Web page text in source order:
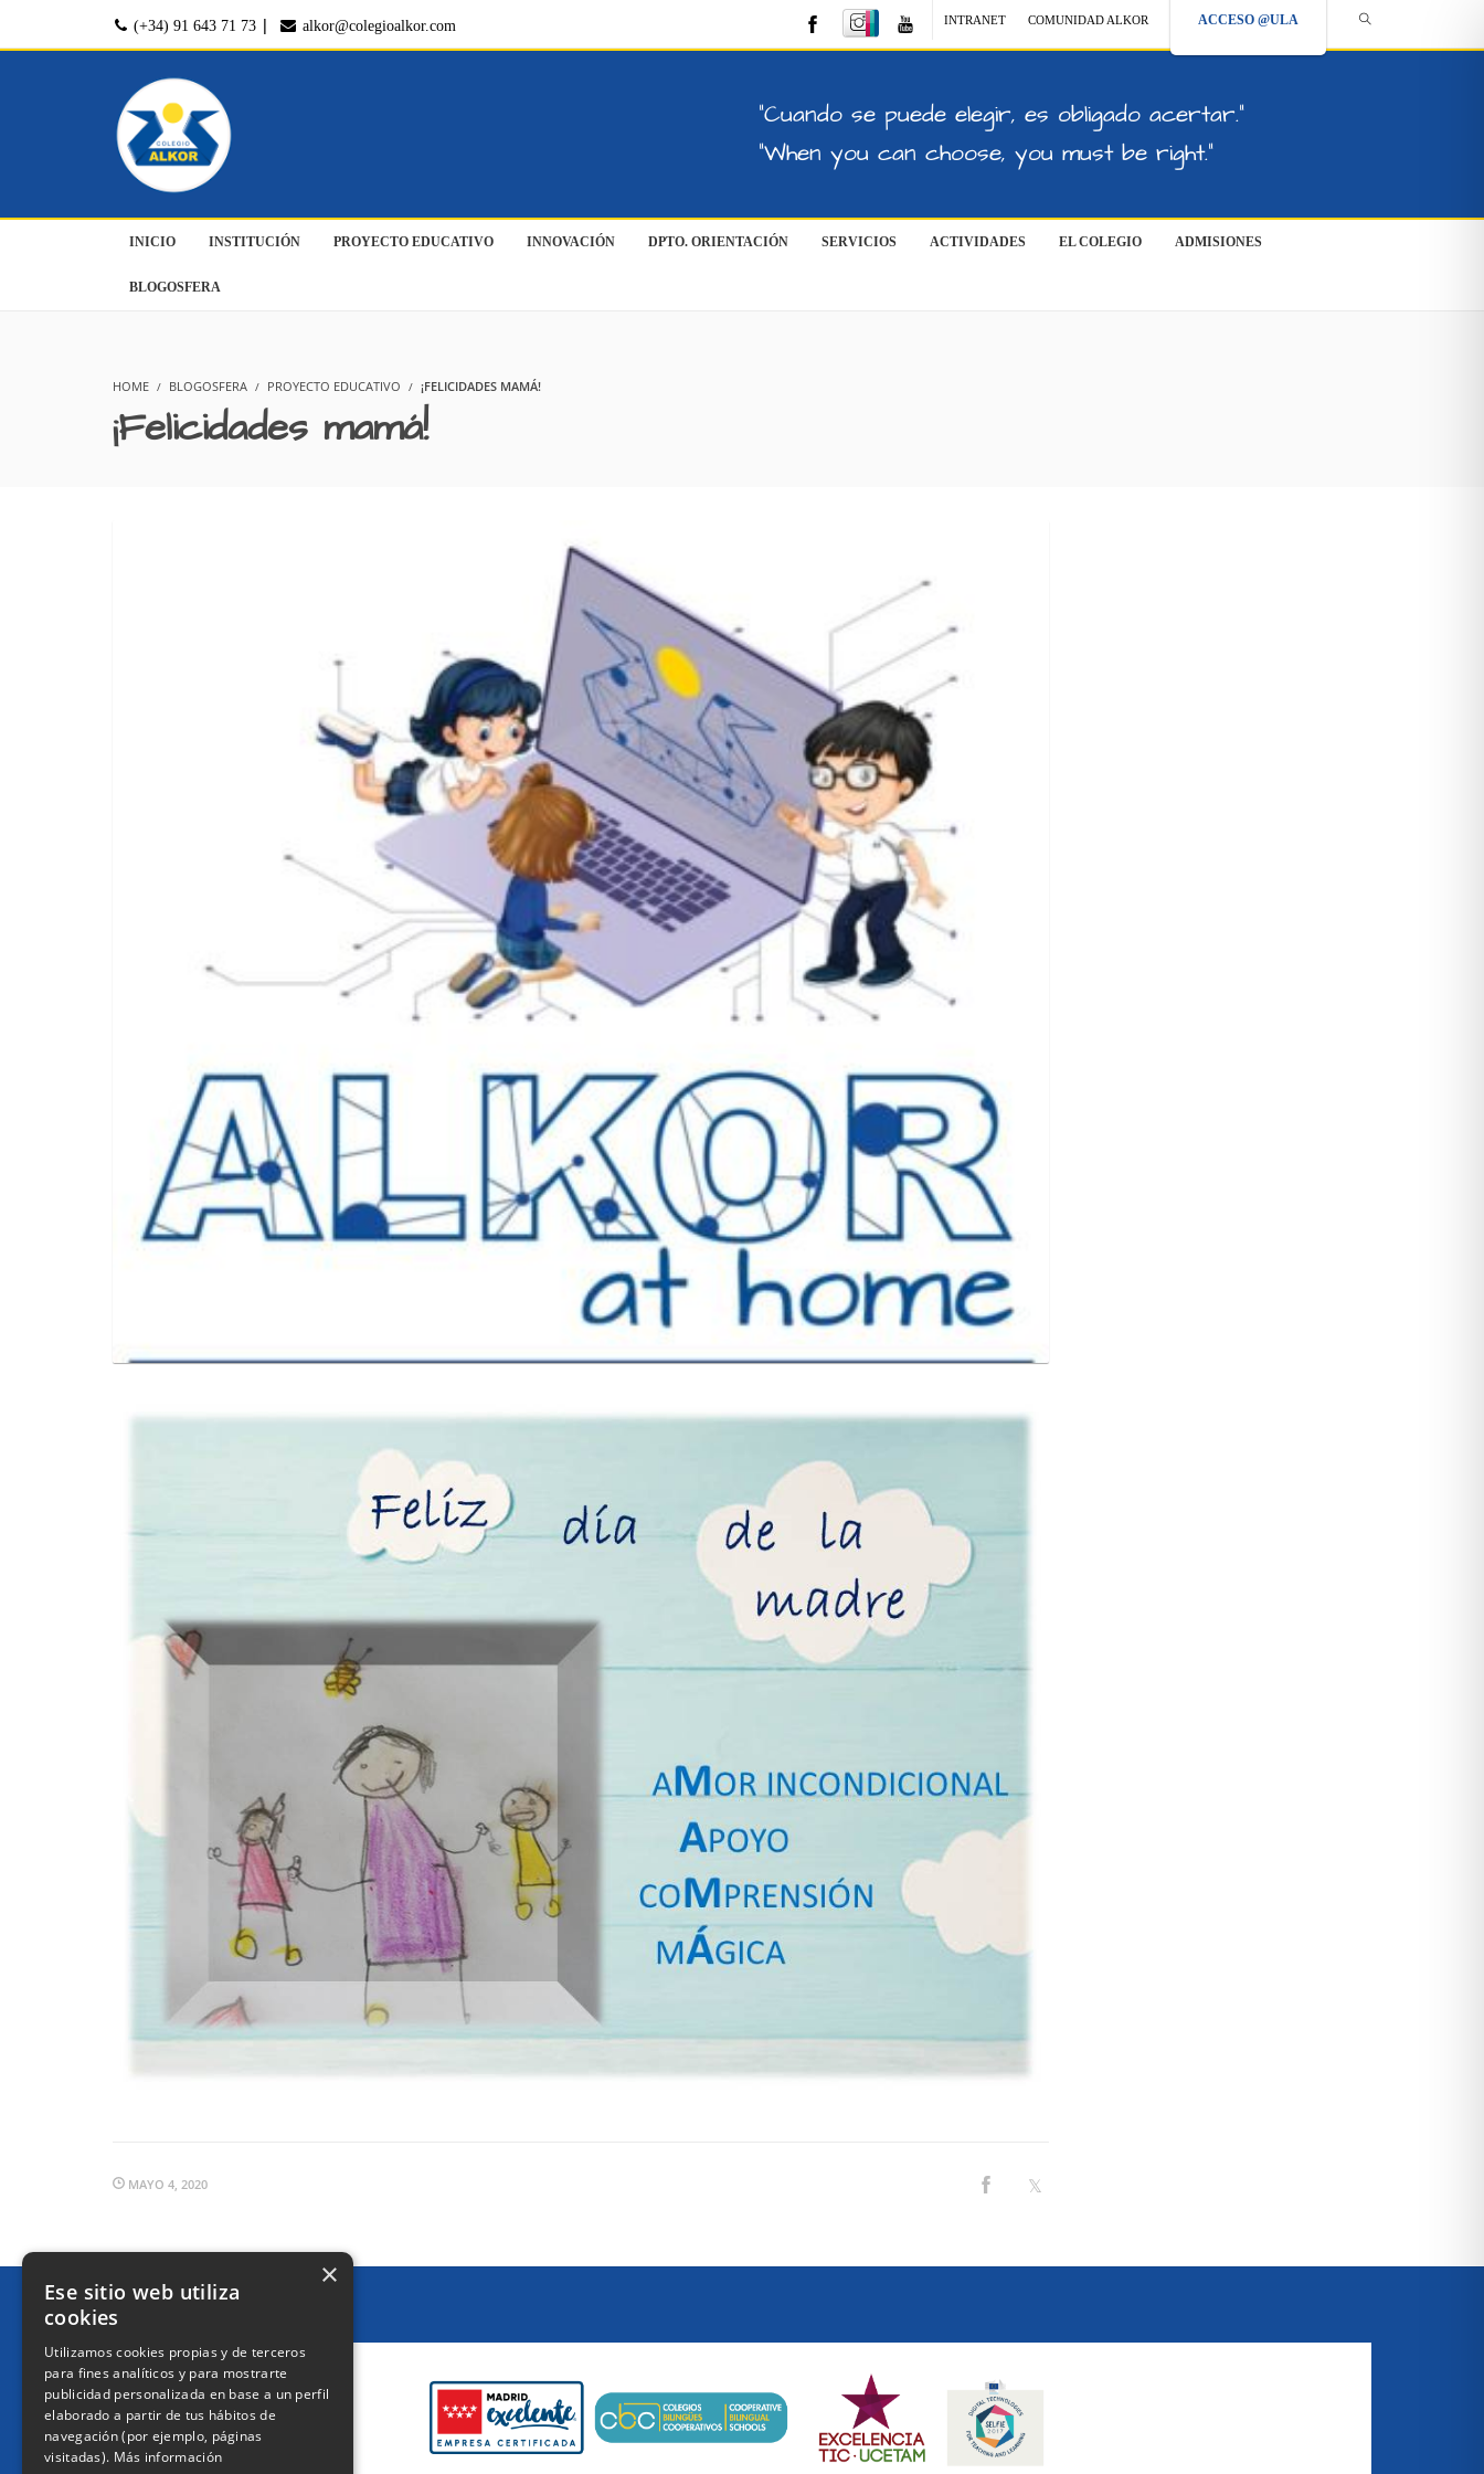
(+34) 91 643 71 73 | alkor@colegioalkor.com INTRANET COMUNIDAD ALKOR ACCESO @ULA
"Cuando se puede elegir, es obligado acertar."
"When you can choose, you must be right."
INICIO INSTITUCIÓN PROYECTO EDUCATIVO INNOVACIÓN DPTO. ORIENTACIÓN SERVICIOS ACTIVIDADES EL COLEGIO ADMISIONES
BLOGOSFERA
HOME BLOGOSFERA PROYECTO EDUCATIVO ¡FELICIDADES MAMÁ!
¡Felicidades mamá!
MAYO 4, 2020
CERTIFICACIONES
×
Ese sitio web utiliza
cookies
Utilizamos cookies propias y de terceros
para fines analíticos y para mostrarte
publicidad personalizada en base a un perfil
elaborado a partir de tus hábitos de
navegación (por ejemplo, páginas
visitadas). Más información